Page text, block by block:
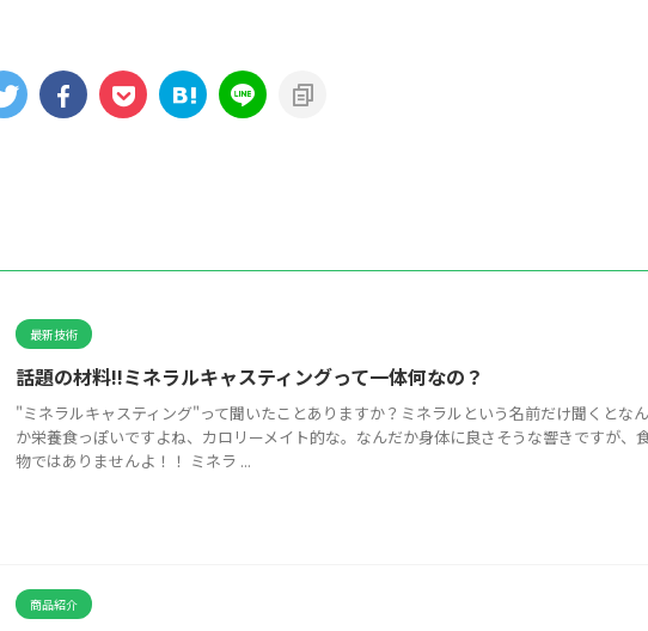
最新技術
話題の材料!!ミネラルキャスティングって一体何なの？
"ミネラルキャスティング"って聞いたことありますか？ミネラルという名前だけ聞くとな
か栄養食っぽいですよね、カロリーメイト的な。なんだか身体に良さそうな響きですが、
物ではありませんよ！！ ミネラ ...
商品紹介